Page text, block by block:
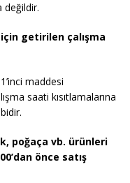
değildir.
getirilen çalışma
maddesi
saati kısıtlamalarına
poğaça vb. ürünleri
önce satış